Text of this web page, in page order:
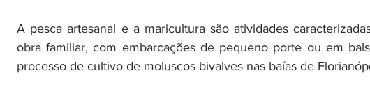
A pesca artesanal e a maricultura são atividades
obra familiar, com embarcações de pequeno porte ou em
processo de cultivo de moluscos bivalves nas baías de